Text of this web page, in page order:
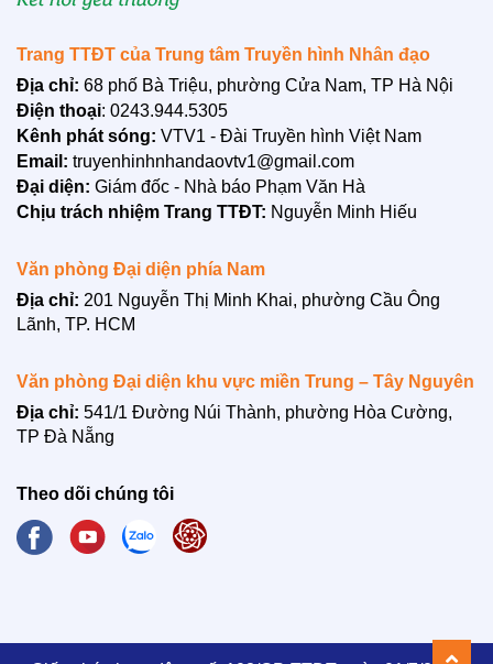
Trang TTĐT của Trung tâm Truyền hình Nhân đạo
Địa chỉ: 68 phố Bà Triệu, phường Cửa Nam, TP Hà Nội
Điện thoại: 0243.944.5305
Kênh phát sóng: VTV1 - Đài Truyền hình Việt Nam
Email: truyenhinhnhandaovtv1@gmail.com
Đại diện: Giám đốc - Nhà báo Phạm Văn Hà
Chịu trách nhiệm Trang TTĐT: Nguyễn Minh Hiếu
Văn phòng Đại diện phía Nam
Địa chỉ: 201 Nguyễn Thị Minh Khai, phường Cầu Ông
Lãnh, TP. HCM
Văn phòng Đại diện khu vực miền Trung – Tây Nguyên
Địa chỉ: 541/1 Đường Núi Thành, phường Hòa Cường,
TP Đà Nẵng
Theo dõi chúng tôi